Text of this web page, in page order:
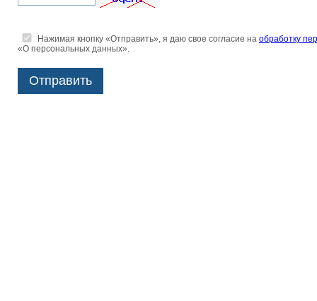
Нажимая кнопку «Отправить», я даю свое согласие на обработку
«О персональных данных».